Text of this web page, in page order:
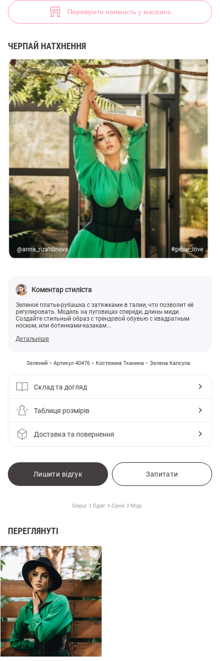
Перевірити наявність у магазині
ЧЕРПАЙ НАТХНЕННЯ
@anna_rizatdinova #gepur_love
Коментар стиліста
Зеленое платье-рубашка с затяжками в талии, что позволит её
регулировать. Модель на пуговицах спереди, длины миди.
Создайте стильный образ с трендовой обувью с квадратным
носком, или ботинками-казакам...
Детальніше
Зелений Артикул 40476 Костюмна Тканина Зелена Капсула
Склад та догляд
Таблиця розмірів
Доставка та повернення
Лишити відгук Запитати
Gepur Одяг Сукні Міді
ПЕРЕГЛЯНУТІ
(арт. 40476) ♡ інтернет-магазин Gepur